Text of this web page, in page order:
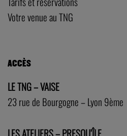
Votre venue au TNG
ACCÈS
LE TNG – VAISE
23 rue de Bourgogne – Lyon 9ème